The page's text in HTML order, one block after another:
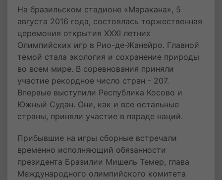
На бразильском стадионе «Маракана», 5
августа 2016 года, состоялась торжественная
церемония открытия XXXI летних
Олимпийских игр в Рио-де-Жанейро. Главной
темой стала экология и сохранение природы
во всем мире. В соревнования приняли
участие рекордное число стран - 207.
Впервые выступили Республика Косово и
Южный Судан. Они, как и все остальные
страны, приняли участие в параде наций.
Прибывшие на игры сборные встречали
временно исполняющий обязанности
президента Бразилии Мишель Темер, глава
Международного олимпийского комитета